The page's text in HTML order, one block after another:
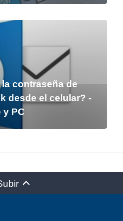
contraseña de
desde el celular? -
y PC